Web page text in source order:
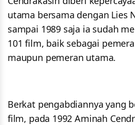
utama bersama dengan Lies
sampai 1989 saja ia sudah
101 film, baik sebagai
maupun pemeran utama.
Berkat pengabdiannya yang
film, pada 1992 Aminah